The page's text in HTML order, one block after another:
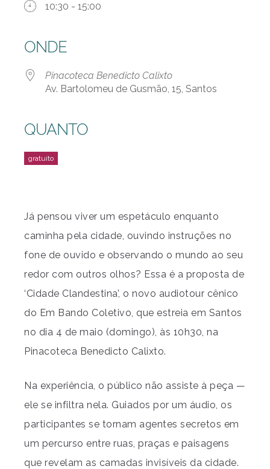
10:30 - 15:00
ONDE
Pinacoteca Benedicto Calixto
Av. Bartolomeu de Gusmão, 15, Santos
QUANTO
Já pensou viver um espetáculo enquanto
caminha pela cidade, ouvindo instruções no
fone de ouvido e observando o mundo ao seu
redor com outros olhos? Essa é a proposta de
‘Cidade Clandestina’, o novo audiotour cênico
do Em Bando Coletivo, que estreia em Santos
no dia 4 de maio (domingo), às 10h30, na
Pinacoteca Benedicto Calixto.
Na experiência, o público não assiste à peça —
ele se infiltra nela. Guiados por um áudio, os
participantes se tornam agentes secretos em
um percurso entre ruas, praças e paisagens
que revelam as camadas invisíveis da cidade.